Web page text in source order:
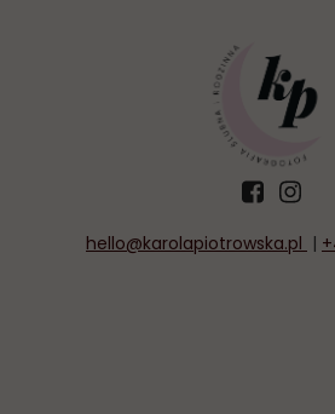
hello@karolapiotrowska.pl |